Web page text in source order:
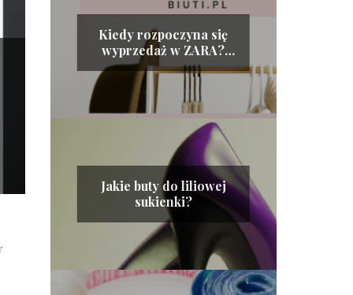
Kiedy rozpoczyna się
wyprzedaż w ZARA?
Tajemnice rabatów w
hiszpańskiej sieciówce!
Jakie buty do liliowej
sukienki?